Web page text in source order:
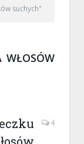
suchych"
WŁOSÓW
4